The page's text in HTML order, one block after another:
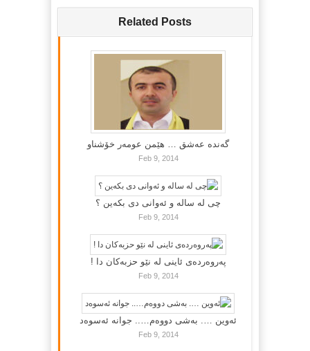
Related Posts
گه‌نده‌ عه‌شق … هێمن عومه‌ر خۆشناو
Feb 9, 2014
چی لە سالە و ئەوانی دی بكەین ؟
Feb 9, 2014
پەروەردەی ئاینی لە نێو حزبەکان دا !
Feb 9, 2014
ئەوین …. بەشی دووەم….. جوانە ئەسوەد
Feb 9, 2014